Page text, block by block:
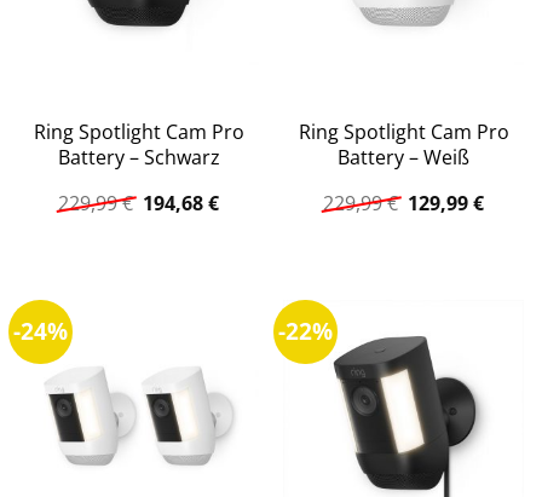
Ring Spotlight Cam Pro
Battery – Schwarz
229,99€ Ursprünglicher
Preis
194,68€Aktueller
Ring Spotlight Cam Pro
Battery – Weiß
229,99€
Preis
129,99€
-24% -22%